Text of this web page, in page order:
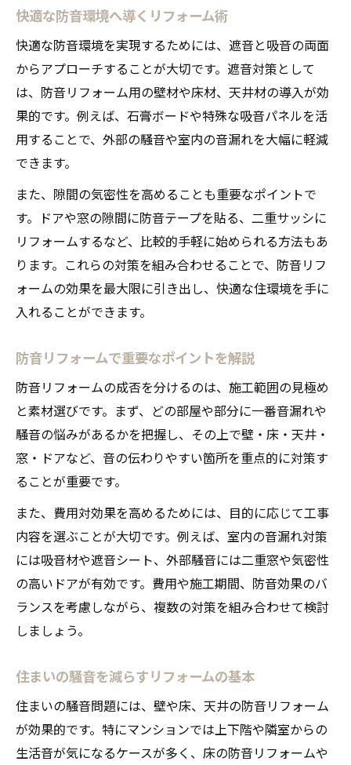
快適な防音環境へ導くリフォーム術
快適な防音環境を実現するためには、遮音と吸音の両面
からアプローチすることが大切です。遮音対策として
は、防音リフォーム用の壁材や床材、天井材の導入が効
果的です。例えば、石膏ボードや特殊な吸音パネルを活
用することで、外部の騒音や室内の音漏れを大幅に軽減
できます。
また、隙間の気密性を高めることも重要なポイントで
す。ドアや窓の隙間に防音テープを貼る、二重サッシに
リフォームするなど、比較的手軽に始められる方法もあ
ります。これらの対策を組み合わせることで、防音リフ
ォームの効果を最大限に引き出し、快適な住環境を手に
入れることができます。
防音リフォームで重要なポイントを解説
防音リフォームの成否を分けるのは、施工範囲の見極め
と素材選びです。まず、どの部屋や部分に一番音漏れや
騒音の悩みがあるかを把握し、その上で壁・床・天井・
窓・ドアなど、音の伝わりやすい箇所を重点的に対策す
ることが重要です。
また、費用対効果を高めるためには、目的に応じて工事
内容を選ぶことが大切です。例えば、室内の音漏れ対策
には吸音材や遮音シート、外部騒音には二重窓や気密性
の高いドアが有効です。費用や施工期間、防音効果のバ
ランスを考慮しながら、複数の対策を組み合わせて検討
しましょう。
住まいの騒音を減らすリフォームの基本
住まいの騒音問題には、壁や床、天井の防音リフォーム
が効果的です。特にマンションでは上下階や隣室からの
生活音が気になるケースが多く、床の防音リフォームや